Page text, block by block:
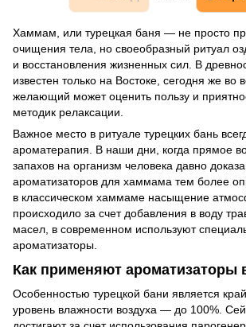
Хаммам, или турецкая баня — не просто
очищения тела, но своеобразный ритуал
и восстановления жизненных сил. В
известен только на Востоке, сегодня же
желающий может оценить пользу и
методик релаксации.
Важное место в ритуале турецких бань
ароматерапия. В наши дни, когда прямое
запахов на организм человека давно
ароматизаторов для хаммама тем более
в классическом хаммаме насыщение
происходило за счет добавления в воду
масел, в современном используют
ароматизаторы.
Как применяют ароматизаторы
Особенностью турецкой бани является
уровень влажности воздуха — до 100%.